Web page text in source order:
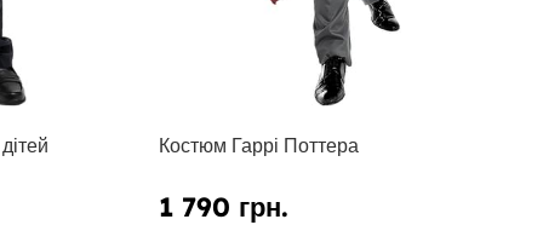
Костюм Гаррі Поттера
1 790 грн.